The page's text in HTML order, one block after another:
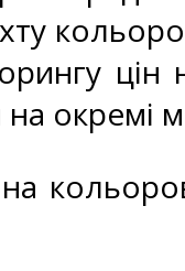
на окремі